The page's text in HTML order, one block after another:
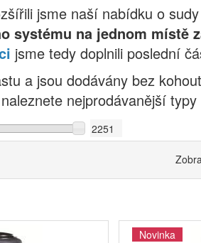
jsme naší nabídku o
systému na jednom místě
jsme tedy doplnili poslední
a jsou dodávány bez
nejprodávanější typy
Novinka